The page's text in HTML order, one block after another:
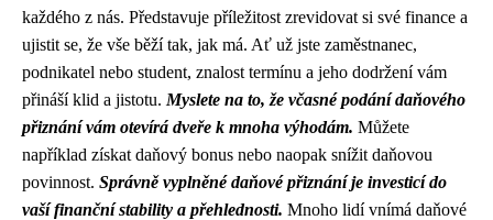
každého z nás. Představuje příležitost zrevidovat si své finance a
ujistit se, že vše běží tak, jak má. Ať už jste zaměstnanec,
podnikatel nebo student, znalost termínu a jeho dodržení vám
přináší klid a jistotu. Myslete na to, že včasné podání daňového
přiznání vám otevírá dveře k mnoha výhodám. Můžete
například získat daňový bonus nebo naopak snížit daňovou
povinnost. Správně vyplněné daňové přiznání je investicí do
vaší finanční stability a přehlednosti. Mnoho lidí vnímá daňové